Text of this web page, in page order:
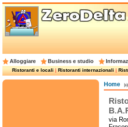
Alloggiare Business e studio
Ristoranti e locali|Ristoranti internazionali|
Home
via